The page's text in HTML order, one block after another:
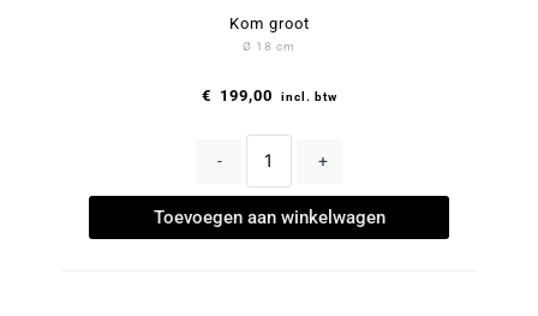
Kom groot
Ø 18 cm
€ 199,00 incl. btw
- +
Toevoegen aan winkelwagen